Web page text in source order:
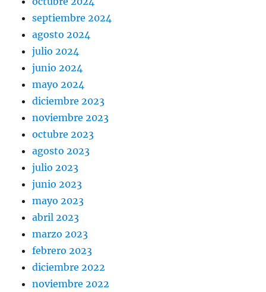
septiembre 2024
agosto 2024
julio 2024
junio 2024
mayo 2024
diciembre 2023
noviembre 2023
octubre 2023
agosto 2023
julio 2023
junio 2023
mayo 2023
abril 2023
marzo 2023
febrero 2023
diciembre 2022
noviembre 2022